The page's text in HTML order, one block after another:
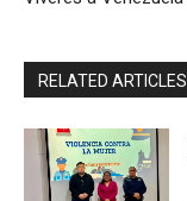
RELATED ARTICLES